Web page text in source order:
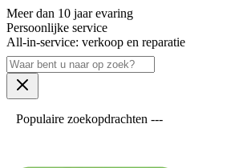
Meer dan 10 jaar evaring
Persoonlijke service
All-in-service: verkoop en reparatie
Populaire zoekopdrachten ---